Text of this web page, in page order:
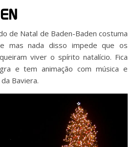
de Natal de Baden-Baden costuma
mas nada disso impede que os
viver o spírito natalício. Fica
e tem animação com música e
Baviera.